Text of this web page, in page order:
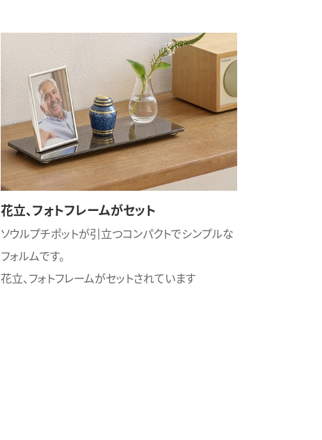
花立、フォトフレームがセット
ソウルプチポットが引立つコンパクトでシンプルな
フォルムです。
花立、フォトフレームがセットされています